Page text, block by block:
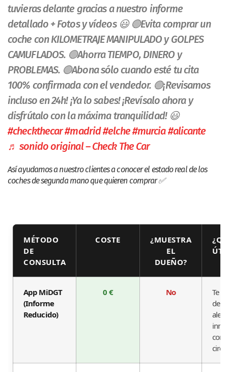
tuvieras delante gracias a nuestro informe
detallado + Fotos y vídeos 😃 🟢Evita comprar un
coche con KILOMETRAJE MANIPULADO y GOLPES
CAMUFLADOS. 🟢Ahorra TIEMPO, DINERO y
PROBLEMAS. 🟢Abona sólo cuando esté tu cita
100% confirmada con el vendedor. 🟢¡Revisamos
incluso en 24h! ¡Ya lo sabes! ¡Revísalo ahora y
disfrútalo con la máxima tranquilidad! 😃
#checkthecar#madrid#elche#murcia#alicante
♬ sonido original – Check The Car
Así ayudamos a nuestro clientes a conocer el estado real de los
coches de segunda mano que quieren comprar ✅
MÉTODO
DE
CONSULTA
COSTE
¿MUESTRA
EL
DUEÑO?
App MiDGT
(Informe
Reducido)
0 € No
Te
de